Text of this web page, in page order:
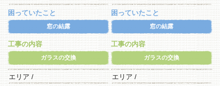
困っていたこと
窓の結露
工事の内容
ガラスの交換
エリア /
困っていたこと
窓の結露
工事の内容
ガラスの交換
エリア /